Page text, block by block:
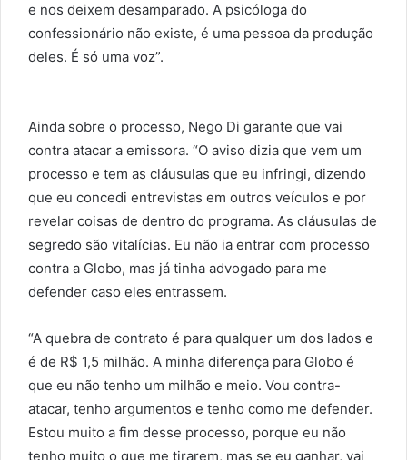
e nos deixem desamparado. A psicóloga do
confessionário não existe, é uma pessoa da produção
deles. É só uma voz”.
Ainda sobre o processo, Nego Di garante que vai
contra atacar a emissora. “O aviso dizia que vem um
processo e tem as cláusulas que eu infringi, dizendo
que eu concedi entrevistas em outros veículos e por
revelar coisas de dentro do programa. As cláusulas de
segredo são vitalícias. Eu não ia entrar com processo
contra a Globo, mas já tinha advogado para me
defender caso eles entrassem.
“A quebra de contrato é para qualquer um dos lados e
é de R$ 1,5 milhão. A minha diferença para Globo é
que eu não tenho um milhão e meio. Vou contra-
atacar, tenho argumentos e tenho como me defender.
Estou muito a fim desse processo, porque eu não
tenho muito o que me tirarem, mas se eu ganhar, vai